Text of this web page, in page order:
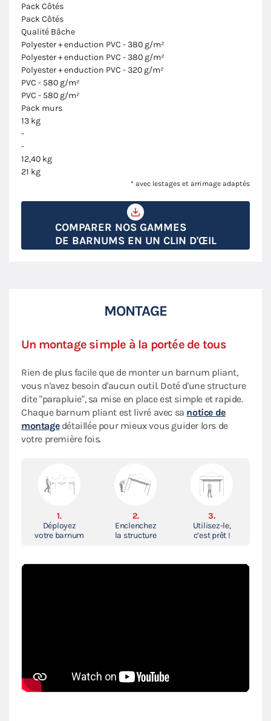
Pack Côtés
Pack Côtés
Qualité Bâche
Polyester + enduction PVC - 380 g/m²
Polyester + enduction PVC - 380 g/m²
Polyester + enduction PVC - 320 g/m²
PVC - 580 g/m²
PVC - 580 g/m²
Pack murs
13 kg
-
-
12,40 kg
21 kg
* avec lestages et arrimage adaptés
COMPARER NOS GAMMES
DE BARNUMS EN UN CLIN D'ŒIL
MONTAGE
Un montage simple à la portée de tous
Rien de plus facile que de monter un barnum pliant,
vous n'avez besoin d'aucun outil. Doté d'une structure
dite "parapluie", sa mise en place est simple et rapide.
Chaque barnum pliant est livré avec sa notice de
montagedétaillée pour mieux vous guider lors de
votre première fois.
1.
Déployez
votre barnum
2.
Enclenchez
la structure
3.
Utilisez-le,
c’est prêt !